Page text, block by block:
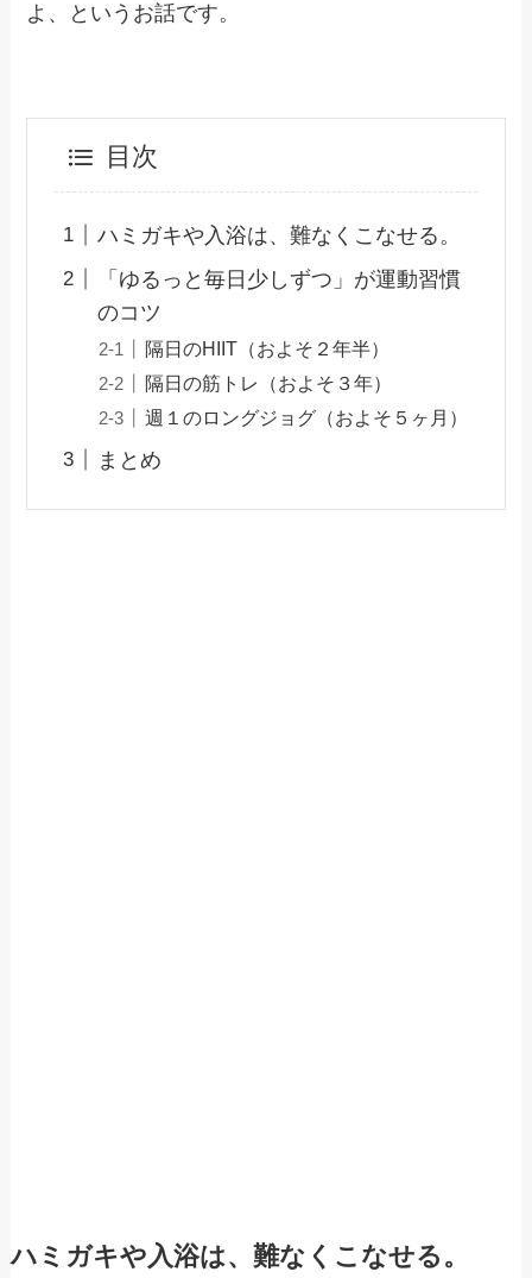
よ、というお話です。
目次
ハミガキや入浴は、難なくこなせる。
「ゆるっと毎日少しずつ」が運動習慣
のコツ
隔日のHIIT（およそ２年半）
隔日の筋トレ（およそ３年）
週１のロングジョグ（およそ５ヶ月）
まとめ
ハミガキや入浴は、難なくこなせる。